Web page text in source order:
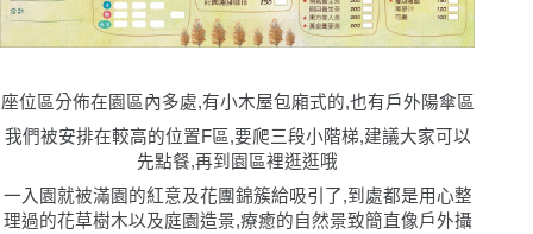
座位區分佈在園區內多處,有小木屋包廂式的,也有戶外陽傘區
我們被安排在較高的位置F區,要爬三段小階梯,建議大家可以
先點餐,再到園區裡逛逛哦
一入園就被滿園的紅意及花團錦簇給吸引了,到處都是用心整
理過的花草樹木以及庭園造景,療癒的自然景致簡直像戶外攝